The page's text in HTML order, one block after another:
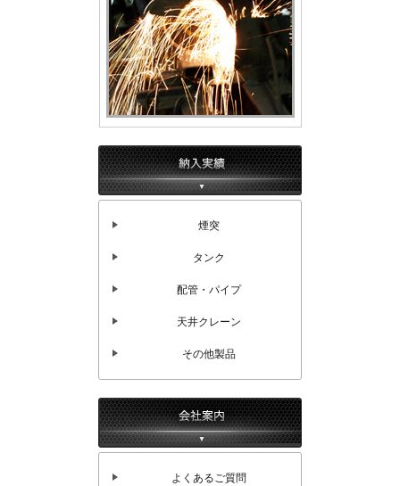
煙突
タンク
配管・パイプ
天井クレーン
その他製品
よくあるご質問